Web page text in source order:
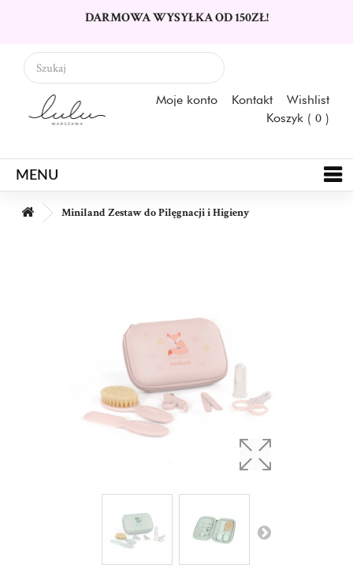
DARMOWA WYSYŁKA OD 150ZŁ!
Moje konto Kontakt
Wishlist
Koszyk ( 0)
MENU
Miniland Zestaw do Pilęgnacji i Higieny